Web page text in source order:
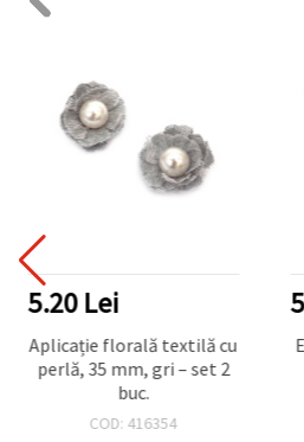
5.20 Lei
Aplicație florală textilă cu
perlă, 35 mm, gri – set 2
buc.
COD: 416354